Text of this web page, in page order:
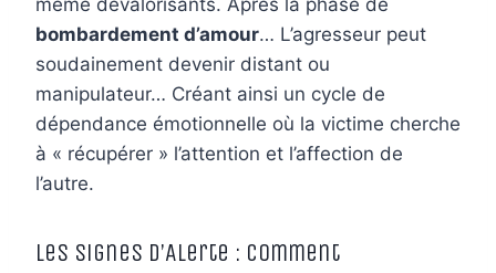
bombardement d’amour… L’agresseur peut
soudainement devenir distant ou
manipulateur… Créant ainsi un cycle de
dépendance émotionnelle où la victime cherche
à « récupérer » l’attention et l’affection de
l’autre.
Les Signes d’Alerte : Comment